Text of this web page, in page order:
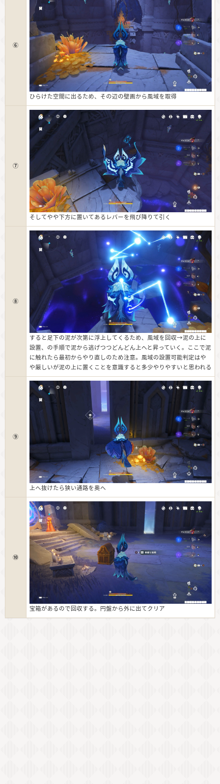
⑥
ひらけた空間に出るため、その辺の壁画から風域を取得
⑦
そしてやや下方に置いてあるレバーを飛び降りて引く
⑧
すると足下の泥が次第に浮上してくるため、風域を回収→泥の上に
設置、の手順で泥から逃げつつどんどん上へと昇っていく。ここで泥
に触れたら最初からやり直しのため注意。風域の設置可能判定はや
や厳しいが泥の上に置くことを意識すると多少やりやすいと思われる
⑨
上へ抜けたら狭い通路を奥へ
⑩
宝箱があるので回収する。円盤から外に出てクリア